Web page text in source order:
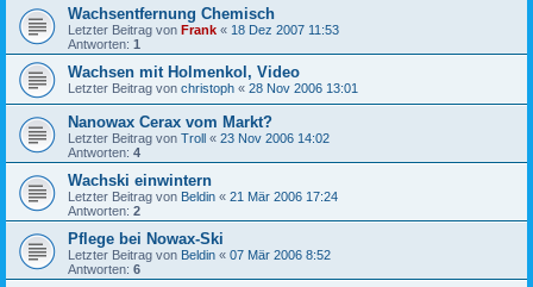
Wachsentfernung Chemisch
Letzter Beitrag von Frank « 18 Dez 2007 11:53
Antworten: 1
Wachsen mit Holmenkol, Video
Letzter Beitrag von christoph « 28 Nov 2006 13:01
Nanowax Cerax vom Markt?
Letzter Beitrag von Troll « 23 Nov 2006 14:02
Antworten: 4
Wachski einwintern
Letzter Beitrag von Beldin « 21 Mär 2006 17:24
Antworten: 2
Pflege bei Nowax-Ski
Letzter Beitrag von Beldin « 07 Mär 2006 8:52
Antworten: 6